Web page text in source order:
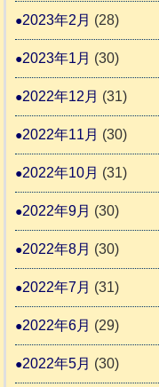
2023年2月 (28)
2023年1月 (30)
2022年12月 (31)
2022年11月 (30)
2022年10月 (31)
2022年9月 (30)
2022年8月 (30)
2022年7月 (31)
2022年6月 (29)
2022年5月 (30)